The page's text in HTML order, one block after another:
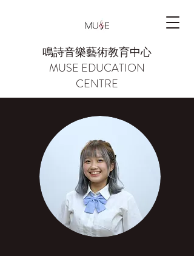
鳴詩音樂藝術教育中心
MUSE EDUCATION
CENTRE